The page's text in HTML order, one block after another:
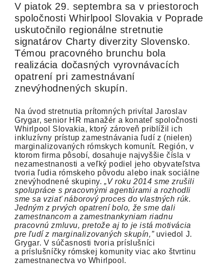
V piatok 29. septembra sa v priestoroch
spoločnosti Whirlpool Slovakia v Poprade
uskutočnilo regionálne stretnutie
signatárov Charty diverzity Slovensko.
Témou pracovného brunchu bola
realizácia dočasných vyrovnávacích
opatrení pri zamestnávaní
znevýhodnených skupín.
Na úvod stretnutia prítomných privítal Jaroslav
Grygar, senior HR manažér a konateľ spoločnosti
Whirlpool Slovakia, ktorý zároveň priblížil ich
inkluzívny prístup zamestnávania ľudí z (nielen)
marginalizovaných rómskych komunít. Región, v
ktorom firma pôsobí, dosahuje najvyššie čísla v
nezamestnanosti a veľký podiel jeho obyvateľstva
tvoria ľudia rómskeho pôvodu alebo inak sociálne
znevýhodnené skupiny.„V roku 2014 sme zrušili
spolupráce s pracovnými agentúrami a rozhodli
sme sa vziať náborový proces do vlastných rúk.
Jedným z prvých opatrení bolo, že sme dali
zamestnancom a zamestnankyniam riadnu
pracovnú zmluvu, pretože aj to je istá motivácia
pre ľudí z marginalizovaných skupín,”uviedol J.
Grygar. V súčasnosti tvoria príslušníci
a príslušníčky rómskej komunity viac ako štvrtinu
zamestnanectva vo Whirlpool.